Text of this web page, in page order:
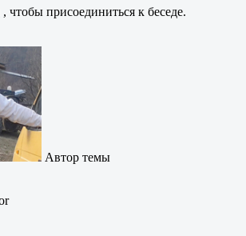
, чтобы присоединиться к беседе.
Автор темы